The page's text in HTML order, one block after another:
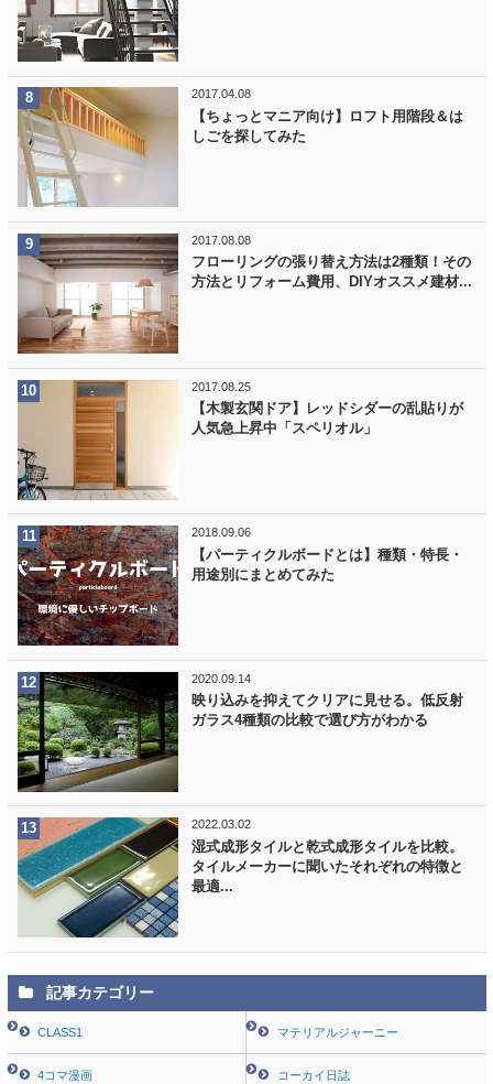
2017.04.08
【ちょっとマニア向け】ロフト用階段＆は
しごを探してみた
2017.08.08
フローリングの張り替え方法は2種類！その
方法とリフォーム費用、DIYオススメ建材...
2017.08.25
【木製玄関ドア】レッドシダーの乱貼りが
人気急上昇中「スペリオル」
2018.09.06
【パーティクルボードとは】種類・特長・
用途別にまとめてみた
2020.09.14
映り込みを抑えてクリアに見せる。低反射
ガラス4種類の比較で選び方がわかる
2022.03.02
湿式成形タイルと乾式成形タイルを比較。
タイルメーカーに聞いたそれぞれの特徴と
最適...
記事カテゴリー
CLASS1 マテリアルジャーニー
4コマ漫画 コーカイ日誌